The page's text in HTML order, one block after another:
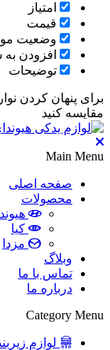
امتیاز
قیمت
وضعیت
افزودن
توضیحات
برای پنهان کردن
مقایسه کنید
Main Menu
صفحه اصلی
محصولات
کیا
مزدا
وبلاگ
تماس با ما
درباره ما
Category Menu
لوازم